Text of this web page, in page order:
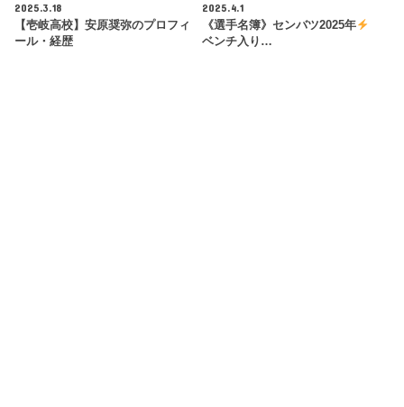
2025.3.18
【壱岐高校】安原奨弥のプロフィ
ール・経歴
2025.4.1
《選手名簿》センバツ2025年
ベンチ入り…